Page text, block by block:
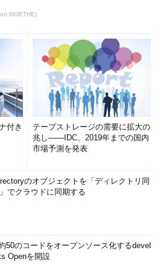
GOETHE)
付き
テープストレージの需要に拡大の
兆し――IDC、2019年までの国内
市場予測を発表
のオブジェクトを「ディレクトリ同
でクラウドに同期する
50のコードをオープンソース化するdevel
Openを開設